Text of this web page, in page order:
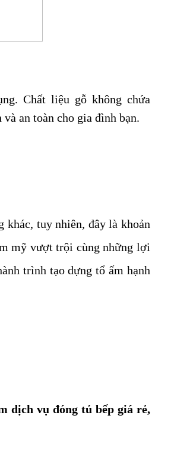
Chất liệu gỗ không chứa
an toàn cho gia đình bạn.
tuy nhiên, đây là khoản
mỹ vượt trội cùng những lợi
trình tạo dựng tổ ấm hạnh
dịch vụ đóng tủ bếp giá rẻ,